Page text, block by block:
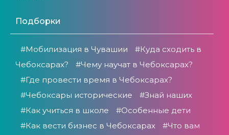
Подборки
#Мобилизация в Чувашии
#Куда сходить в
Чебоксарах?
#Чему научат в Чебоксарах?
#Где провести время в Чебоксарах?
#Чебоксары исторические
#Знай наших
#Как учиться в школе
#Особенные дети
#Как вести бизнес в Чебоксарах
#Что вам